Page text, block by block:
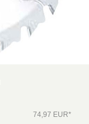
74,97 EUR*